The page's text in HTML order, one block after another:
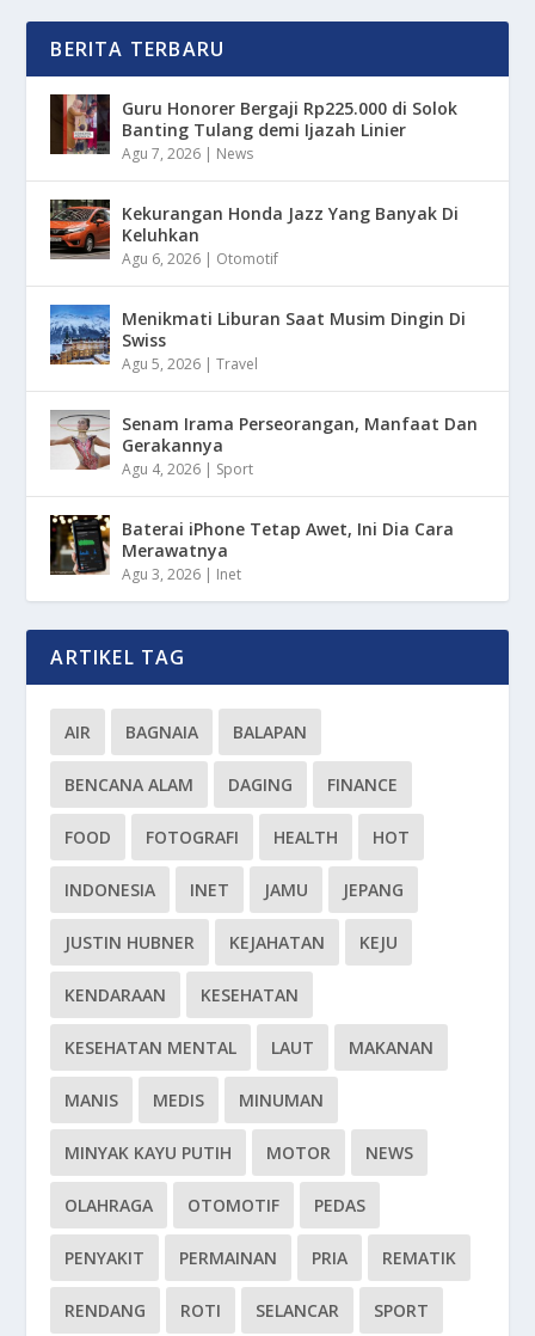
BERITA TERBARU
Guru Honorer Bergaji Rp225.000 di Solok
Banting Tulang demi Ijazah Linier
Agu 7, 2026 | News
Kekurangan Honda Jazz Yang Banyak Di
Keluhkan
Agu 6, 2026 | Otomotif
Menikmati Liburan Saat Musim Dingin Di
Swiss
Agu 5, 2026 |Travel
Senam Irama Perseorangan, Manfaat Dan
Gerakannya
Agu 4, 2026 | Sport
Baterai iPhone Tetap Awet, Ini Dia Cara
Merawatnya
Agu 3, 2026 | Inet
ARTIKEL TAG
AIR BAGNAIA BALAPAN
BENCANA ALAM DAGING FINANCE
FOOD FOTOGRAFI HEALTH HOT
INDONESIA INET JAMU JEPANG
JUSTIN HUBNER KEJAHATAN KEJU
KENDARAAN KESEHATAN
KESEHATAN MENTAL LAUT MAKANAN
MANIS MEDIS MINUMAN
MINYAK KAYU PUTIH MOTOR NEWS
OLAHRAGA OTOMOTIF PEDAS
PENYAKIT PERMAINAN PRIA REMATIK
RENDANG ROTI SELANCAR SPORT